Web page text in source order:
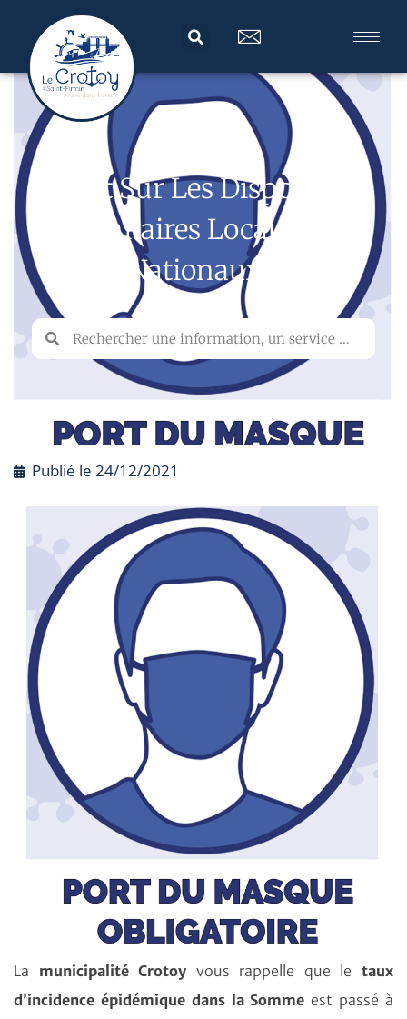
Tout Sur Les Dispositifs
Sanitaires Locaux Et
Nationaux…
Publié le 24/12/2021
La municipalité Crotoy vous rappelle que letaux
d’incidence épidémique dans la Somme est passé à